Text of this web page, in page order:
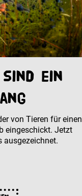
sind ein
von Tieren für einen
eingeschickt. Jetzt
ausgezeichnet.